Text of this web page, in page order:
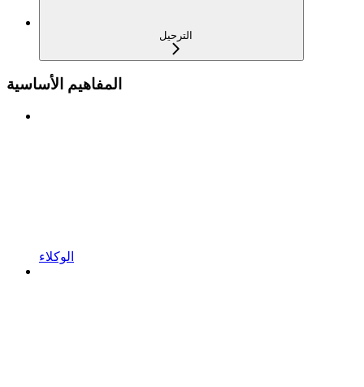
الترحيل
المفاهيم الأساسية
الوكلاء